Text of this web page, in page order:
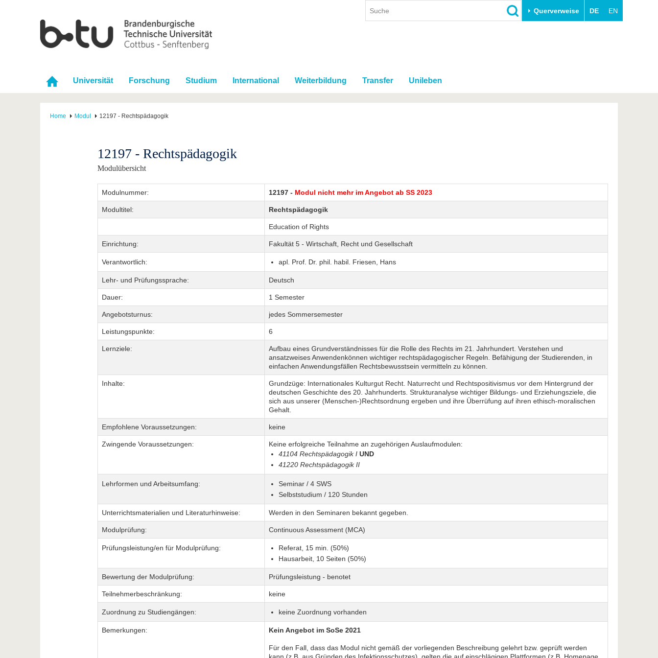
Querverweise DE EN
Universität Forschung Studium International Weiterbildung Transfer Unileben
Home Modul 12197 - Rechtspädagogik
12197 - Rechtspädagogik
Modulübersicht
Modulnummer: 12197 - Modul nicht mehr im Angebot ab SS 2023
Modultitel: Rechtspädagogik
Education of Rights
Einrichtung: Fakultät 5 - Wirtschaft, Recht und Gesellschaft
Verantwortlich: apl. Prof. Dr. phil. habil. Friesen, Hans
Lehr- und Prüfungssprache: Deutsch
Dauer: 1 Semester
Angebotsturnus: jedes Sommersemester
Leistungspunkte: 6
Lernziele:
Aufbau eines Grundverständnisses für die Rolle des Rechts im 21. Jahrhundert. Verstehen und
ansatzweises Anwendenkönnen wichtiger rechtspädagogischer Regeln. Befähigung der Studierenden, in
einfachen Anwendungsfällen Rechtsbewusstsein vermitteln zu können.
Inhalte:
Grundzüge: Internationales Kulturgut Recht. Naturrecht und Rechtspositivismus vor dem Hintergrund der
deutschen Geschichte des 20. Jahrhunderts. Strukturanalyse wichtiger Bildungs- und Erziehungsziele, die
sich aus unserer (Menschen-)Rechtsordnung ergeben und ihre Überrüfung auf ihren ethisch-moralischen
Gehalt.
Empfohlene Voraussetzungen: keine
Zwingende Voraussetzungen:
Keine erfolgreiche Teilnahme an zugehörigen Auslaufmodulen:
41104 Rechtspädagogik I UND
41220 Rechtspädagogik II
Lehrformen und Arbeitsumfang:
Seminar / 4 SWS
Selbststudium / 120 Stunden
Unterrichtsmaterialien und Literaturhinweise: Werden in den Seminaren bekannt gegeben.
Modulprüfung: Continuous Assessment (MCA)
Prüfungsleistung/en für Modulprüfung:
Referat, 15 min. (50%)
Hausarbeit, 10 Seiten (50%)
Bewertung der Modulprüfung: Prüfungsleistung - benotet
Teilnehmerbeschränkung: keine
Zuordnung zu Studiengängen: keine Zuordnung vorhanden
Bemerkungen: Kein Angebot im SoSe 2021
Für den Fall, dass das Modul nicht gemäß der vorliegenden Beschreibung gelehrt bzw. geprüft werden